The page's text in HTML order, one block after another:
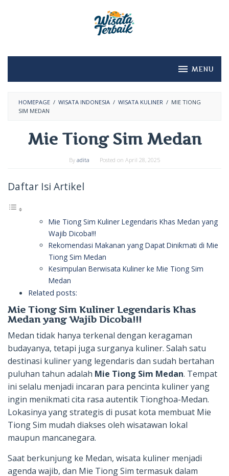
MENU
HOMEPAGE / WISATA INDONESIA / WISATA KULINER / MIE TIONG
SIM MEDAN
Mie Tiong Sim Medan
By adita Posted on April 28, 2025
Daftar Isi Artikel
Mie Tiong Sim Kuliner Legendaris Khas Medan yang
Wajib Dicoba!!!
Rekomendasi Makanan yang Dapat Dinikmati di Mie
Tiong Sim Medan
Kesimpulan Berwisata Kuliner ke Mie Tiong Sim
Medan
Related posts:
Mie Tiong Sim Kuliner Legendaris Khas
Medan yang Wajib Dicoba!!!
Medan tidak hanya terkenal dengan keragaman
budayanya, tetapi juga surganya kuliner. Salah satu
destinasi kuliner yang legendaris dan sudah bertahan
puluhan tahun adalah Mie Tiong Sim Medan. Tempat
ini selalu menjadi incaran para pencinta kuliner yang
ingin menikmati cita rasa autentik Tionghoa-Medan.
Lokasinya yang strategis di pusat kota membuat Mie
Tiong Sim mudah diakses oleh wisatawan lokal
maupun mancanegara.
Saat berkunjung ke Medan, wisata kuliner menjadi
agenda wajib, dan Mie Tiong Sim termasuk dalam